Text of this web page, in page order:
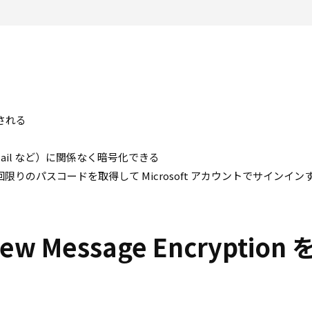
れる
など）に関係なく暗号化できる
りのパスコードを取得して Microsoft アカウントでサインイン
Message Encryption